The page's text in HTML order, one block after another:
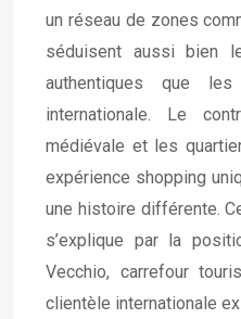
un réseau de zones
séduisent aussi bien
authentiques que
internationale. Le
médiévale et les
expérience shopping
une histoire différente.
s’explique par la
Vecchio, carrefour
clientèle internationale